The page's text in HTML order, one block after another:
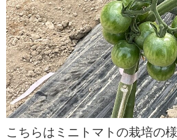
こちらはミニトマトの栽培の